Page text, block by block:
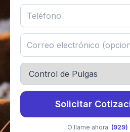
Solicitar
O llame ahora: (929)